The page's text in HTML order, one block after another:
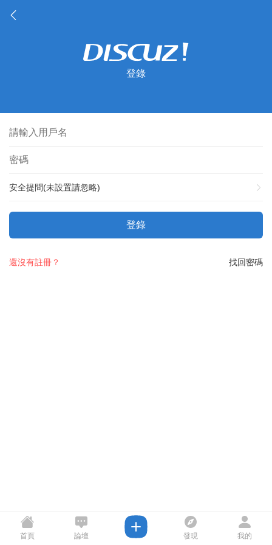
登錄
安全提問(未設置請忽略)
登錄
找回密碼
還沒有註冊？
首頁 論壇 發現 我的